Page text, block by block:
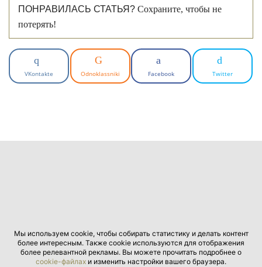
ПОНРАВИЛАСЬ СТАТЬЯ? Сохраните, чтобы не
потерять!
VKontakte Odnoklassniki Facebook Twitter
Мы используем cookie, чтобы собирать статистику и делать контент
более интересным. Также cookie используются для отображения
более релевантной рекламы. Вы можете прочитать подробнее о
cookie-файлах и изменить настройки вашего браузера.